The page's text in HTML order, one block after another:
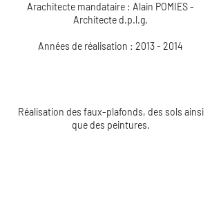
Arachitecte mandataire : Alain POMIES -
Architecte d.p.l.g.
Années de réalisation : 2013 - 2014
Réalisation des faux-plafonds, des sols ainsi
que des peintures.